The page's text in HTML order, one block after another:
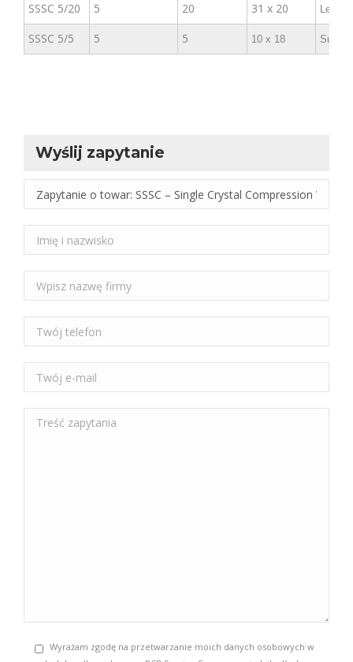
SSSC 5/20 5 20 31 x 20 Lemo
SSSC 5/5 5 5 10 x 18 Subvis
Wyślij zapytanie
Wyrażam zgodę na przetwarzanie moich danych osobowych w